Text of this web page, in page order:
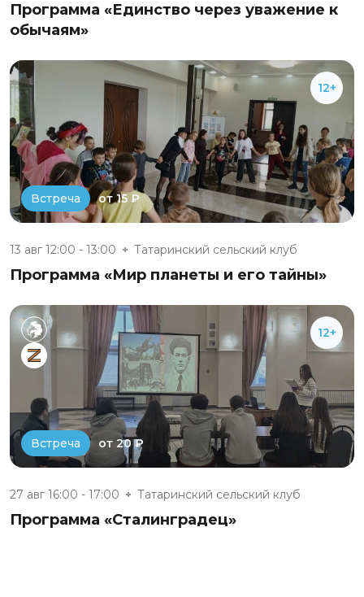
Программа «Единство через уважение к
обычаям»
12+
Встреча от 15 ₽
13 авг 12:00 - 13:00 Татаринский сельский клуб
Программа «Мир планеты и его тайны»
12+
Встреча от 20 ₽
27 авг 16:00 - 17:00 Татаринский сельский клуб
Программа «Сталинградец»